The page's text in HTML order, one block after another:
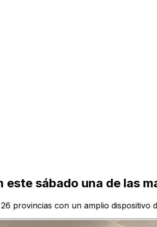
sábado una de las
provincias con un amplio dispositivo